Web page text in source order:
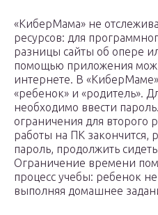
«КиберМама» не
ресурсов: для
разницы сайты об опере
помощью приложения
интернете. В
«ребенок» и «родитель».
необходимо ввести
ограничения для второго
работы на ПК закончится,
пароль, продолжить
Ограничение времени
процесс учебы: ребенок не
выполняя домашнее